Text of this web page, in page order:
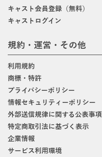
キャスト会員登録（無料）
キャストログイン
規約・運営・その他
利用規約
商標・特許
プライバシーポリシー
情報セキュリティーポリシー
外部送信規律に関する公表事項
特定商取引法に基づく表示
企業情報
サービス利用環境